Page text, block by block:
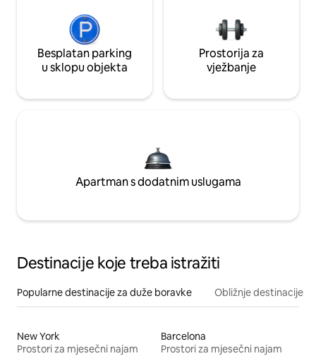
Besplatan parking
u sklopu objekta
Prostorija za
vježbanje
Apartman s dodatnim uslugama
Destinacije koje treba istražiti
Popularne destinacije za duže boravke Obližnje destinacije
New York
Prostori za mjesečni najam
Barcelona
Prostori za mjesečni najam